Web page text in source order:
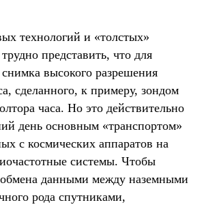
технологий и «толстых»
представить, что для
высокого разрешения
сделанного, к примеру, зондом
часа. Но это действительно
день основным «транспортом»
с космических аппаратов на
системы. Чтобы
обмена данными между наземными
рода спутниками,